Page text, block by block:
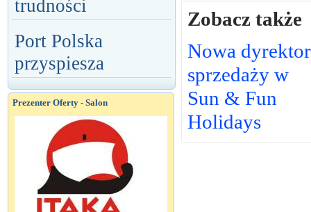
trudności
Port Polska
przyspiesza
Prezenter Oferty - Salon
Zobacz także
Nowa dyrektor
sprzedaży w
Sun & Fun
Holidays